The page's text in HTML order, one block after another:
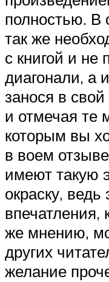
полностью. В
так же
с книгой и не
диагонали, а
занося в
и отмечая те
которым вы
в воем
имеют такую
окраску,
же мнению,
других
желание